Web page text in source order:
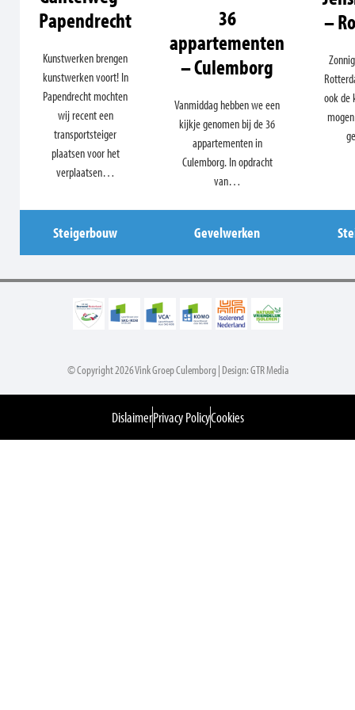
Papendrecht
Kunstwerken brengen
kunstwerken voort! In
Papendrecht mochten
wij recent een
transportsteiger
plaatsen voor het
verplaatsen…
Steigerbouw
36
appartementen
– Culemborg
Vanmiddag hebben we een
kijkje genomen bij de 36
appartementen in
Culemborg. In opdracht
van…
Gevelwerken
–
ook de
© Copyright 2026 Vink Groep Culemborg | Design: GTR Media
DislaimerPrivacy PolicyCookies